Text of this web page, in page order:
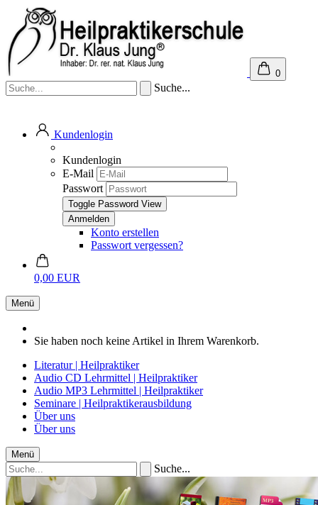
0
Suche...
Kundenlogin
Kundenlogin
E-Mail
Passwort
Toggle Password View
Konto erstellen
Passwort vergessen?
0,00 EUR
Menü
Sie haben noch keine Artikel in Ihrem Warenkorb.
Literatur | Heilpraktiker
Audio CD Lehrmittel | Heilpraktiker
Audio MP3 Lehrmittel | Heilpraktiker
Seminare | Heilpraktikerausbildung
Über uns
Über uns
Menü
Suche...